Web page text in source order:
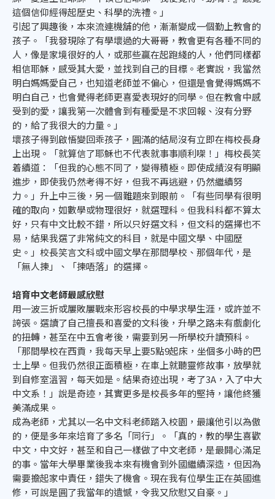
這個信仰經得起歷史、科學的洗禮。」
引起了興趣後，本來流連機舖的他，漸漸變成一個勤上教會的
孩子。「我發現除了有學壞過的大哥哥，教會更有各種不同的
人，像是家境很好的人，或那些贏在起跑綫的人，他們同樣都
相信耶穌，感受其大愛，並找到自己的目標。老實說，我當然
明白媽媽愛自己，也知道老師並不偏心，但還是會覺得媽媽不
明白自己，也會覺得老師更喜愛表現好的同學。但在教會中感
受到的愛，讓我第一次體會到有種愛是不求回報、沒有分野
的，給了我很大的力量。」
壞孩子得到啟悟變回乖孩子，圓滿的結局沒有立即在梅校長身
上出現。「就算信了耶穌也不代表就事事順利㗎！」梅校長笑
着續道：「但我的心態不同了，變得積極。即使成績沒有明顯
進步，即使我仍然考得不好，但我不再逃避，仍然繼續努
力。」升上中三後，另一個難題來到眼前。「有些同學有很明
確的取向，如數學或物理很好，就選理科。但我科科都不算太
好，只有中文比較不錯，所以只好選文科，但文科的選擇也不
易，結果我選了非常純文的科目，就是中國文學、中國歷
史。」校長笑言文科或中國文學在那間學校、那個年代，是
「無人揀」、「揀唔落」的選擇。
培育中文老師最感欣慰
用一波三折或屢敗屢戰來形容校長的中學求學生涯，或許並不
誇張。選讀了自己擅長和喜愛的文科後，升學之路未有戲劇化
的扭轉，甚至在中五會考後，需要到另一所學校升讀預科。
「那間學校在西貢，我每天早上要5點9起床，坐個多小時的巴
士上學。但我仍然很正面積極，在車上就聽靈修故事，放學就
到自修室溫習，每天如是。結果奇迹出現，考了3A，入了中大
中文系！」說是奇迹，其實更多是校長多年的堅持，讓他終獲
美滿成果。
成為老師，尤其以一名中文科老師踏入校園，最讓他引以為傲
的，便是多年來培育了多名「同行」。「真的，教的學生喜歡
中文，中文好，甚至和自己一樣做了中文老師，是最開心滿足
的事。當年大學畢業後我本來有機會到外國繼續深造，但因為
需要擔起家中責任，錯失了機會。現在我有位學生正在英國進
修，可說是圓了我當年的遺憾，令我又欣慰又自豪。」